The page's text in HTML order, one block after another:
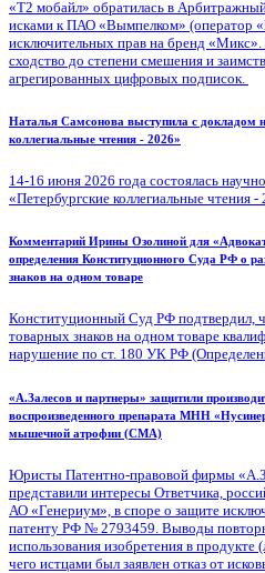
«Т2 мобайл» обратилась в
исками к ПАО «Вымпелком» (оператор
исключительных прав на бренд
сходство до степени смешения и
агрегированных цифровых подписок.
Наталья Самсонова выступила с докладом
коллегиальные чтения - 2026»
14-16 июня 2026 года состоялась
«Петербургские коллегиальные чтения -
Комментарий Ирины Озолиной для
определения Конституционного Суда РФ о
знаков на одном товаре
Конституционный Суд РФ подтвердил,
товарных знаков на одном товаре
нарушение по ст. 180 УК РФ
«А.Залесов и партнеры» защитили
воспроизведенного препарата МНН
мышечной атрофии (СМА)
Юристы Патентно-правовой фирмы
представили интересы Ответчика,
АО «Генериум», в споре о защите
патенту РФ № 2793459. Выводы
использования изобретения в продукте
чего истцами был заявлен отказ от